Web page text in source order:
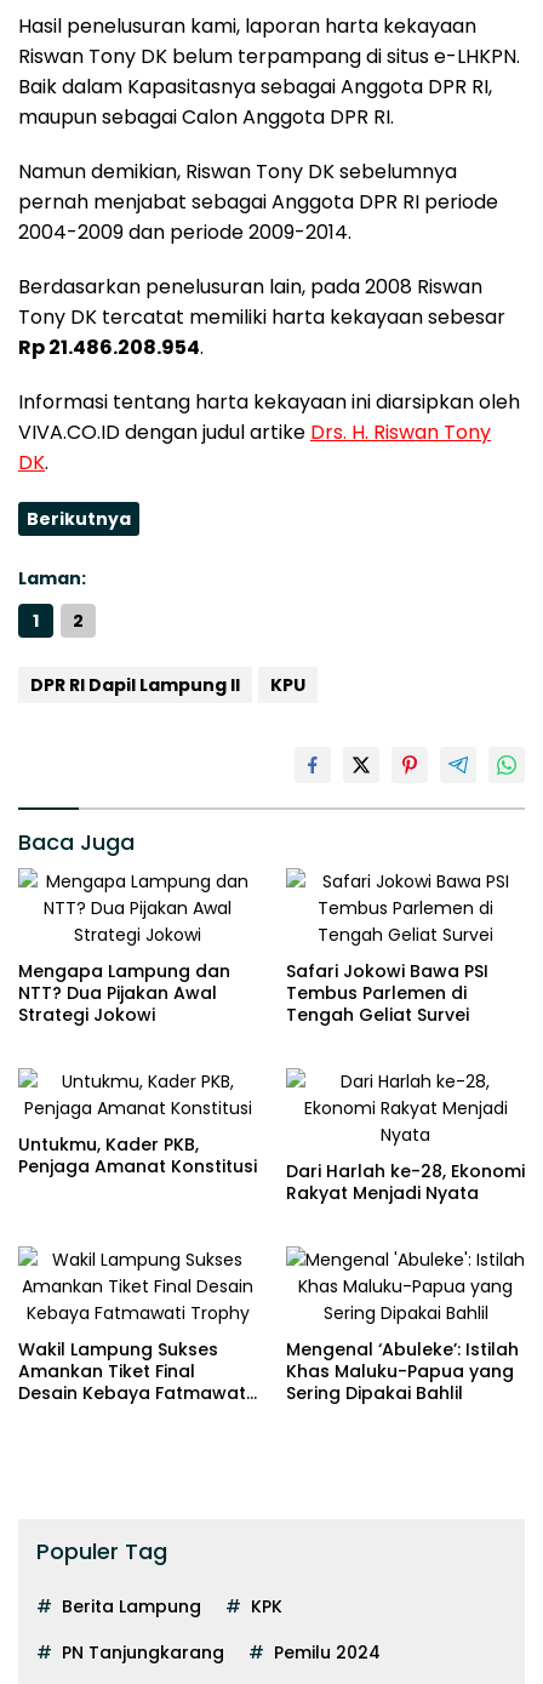
Hasil penelusuran kami, laporan harta kekayaan
Riswan Tony DK belum terpampang di situs e-LHKPN.
Baik dalam Kapasitasnya sebagai Anggota DPR RI,
maupun sebagai Calon Anggota DPR RI.
Namun demikian, Riswan Tony DK sebelumnya
pernah menjabat sebagai Anggota DPR RI periode
2004-2009 dan periode 2009-2014.
Berdasarkan penelusuran lain, pada 2008 Riswan
Tony DK tercatat memiliki harta kekayaan sebesar
Rp 21.486.208.954.
Informasi tentang harta kekayaan ini diarsipkan oleh
VIVA.CO.ID dengan judul artike Drs. H. Riswan Tony
DK.
Berikutnya
Laman:
1
2
DPR RI Dapil Lampung II KPU
Baca Juga
Mengapa Lampung dan
NTT? Dua Pijakan Awal
Strategi Jokowi
Safari Jokowi Bawa PSI
Tembus Parlemen di
Tengah Geliat Survei
Untukmu, Kader PKB,
Penjaga Amanat Konstitusi
Dari Harlah ke-28, Ekonomi
Rakyat Menjadi Nyata
Wakil Lampung Sukses
Amankan Tiket Final
Desain Kebaya Fatmawati
Mengenal ‘Abuleke’: Istilah
Khas Maluku-Papua yang
Sering Dipakai Bahlil
Populer Tag
Berita Lampung
KPK
PN Tanjungkarang
Pemilu 2024